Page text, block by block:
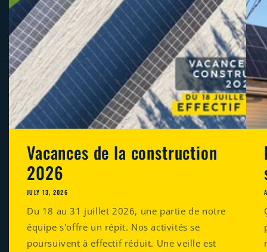
Vacances de la construction
2026
JULY 13, 2026
Du 18 au 31 juillet 2026, une partie de notre
équipe s'offre un répit. Nos activités se
poursuivent à effectif réduit. Une veille est